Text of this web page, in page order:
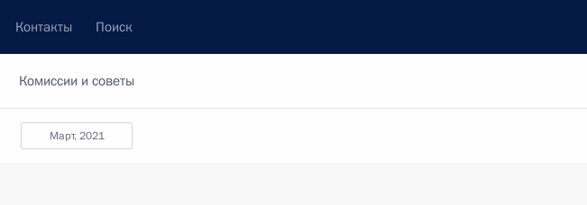
Контакты Поиск
Комиссии и советы
март, 2021